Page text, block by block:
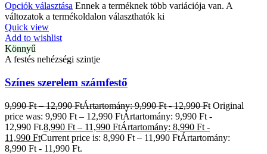
Opciók választása Ennek a terméknek több variációja van. A
változatok a termékoldalon választhatók ki
Quick view
Add to wishlist
Könnyű
A festés nehézségi szintje
Színes szerelem számfestő
9,990Ft – 12,990FtÁrtartomány: 9,990 Ft - 12,990 Ft Original
price was: 9,990 Ft – 12,990 FtÁrtartomány: 9,990 Ft -
12,990 Ft.8,990 Ft – 11,990 FtÁrtartomány: 8,990 Ft -
11,990 FtCurrent price is: 8,990 Ft – 11,990 FtÁrtartomány:
8,990 Ft - 11,990 Ft.